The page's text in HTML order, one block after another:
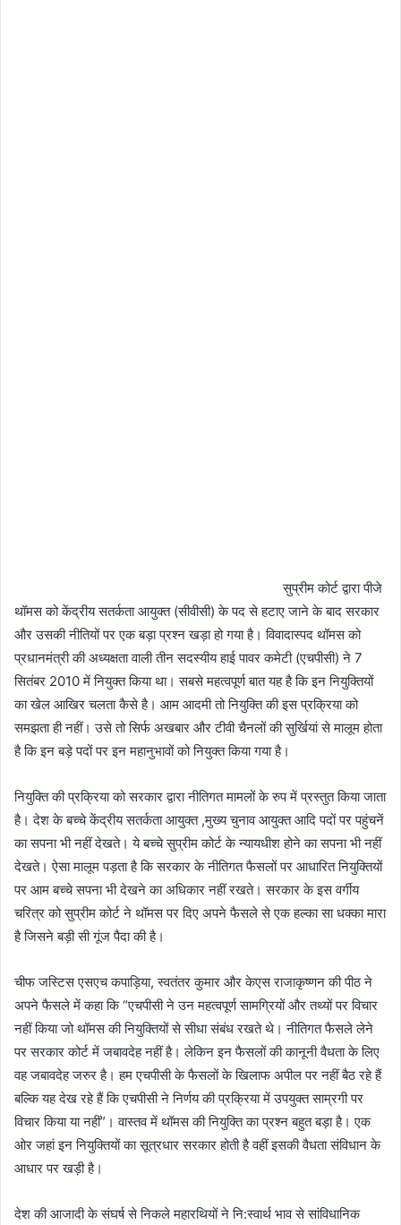
सुप्रीम कोर्ट द्वारा पीजे
थॉमस को केंद्रीय सतर्कता आयुक्त (सीवीसी) के पद से हटाए जाने के बाद सरकार
और उसकी नीतियों पर एक बड़ा प्रश्न खड़ा हो गया है। विवादास्पद थॉमस को
प्रधानमंत्री की अध्यक्षता वाली तीन सदस्यीय हाई पावर कमेटी (एचपीसी) ने 7
सितंबर 2010 में नियुक्त किया था। सबसे महत्वपूर्ण बात यह है कि इन नियुक्तियों
का खेल आखिर चलता कैसे है। आम आदमी तो नियुक्ति की इस प्रक्रिया को
समझता ही नहीं। उसे तो सिर्फ अखबार और टीवी चैनलों की सुर्खियां से मालूम होता
है कि इन बड़े पदों पर इन महानुभावों को नियुक्त किया गया है।
नियुक्ति की प्रक्रिया को सरकार द्वारा नीतिगत मामलों के रुप में प्रस्तुत किया जाता
है। देश के बच्चे केंद्रीय सतर्कता आयुक्त ,मुख्य चुनाव आयुक्त आदि पदों पर पहुंचनें
का सपना भी नहीं देखते। ये बच्चे सुप्रीम कोर्ट के न्यायधीश होने का सपना भी नहीं
देखते। ऐसा मालूम पड़ता है कि सरकार के नीतिगत फैसलों पर आधारित नियुक्तियों
पर आम बच्चे सपना भी देखने का अधिकार नहीं रखते। सरकार के इस वर्गीय
चरित्र को सुप्रीम कोर्ट ने थॉमस पर दिए अपने फैसले से एक हल्का सा धक्का मारा
है जिसने बड़ी सी गूंज पैदा की है।
चीफ जस्टिस एसएच कपाड़िया, स्वतंतर कुमार और केएस राजाकृष्णन की पीठ ने
अपने फैसले में कहा कि “एचपीसी ने उन महत्वपूर्ण सामग्रियों और तथ्यों पर विचार
नहीं किया जो थॉमस की नियुक्तियों से सीधा संबंध रखते थे। नीतिगत फैसले लेने
पर सरकार कोर्ट में जबावदेह नहीं है। लेकिन इन फैसलों की कानूनी वैधता के लिए
वह जबावदेह जरुर है। हम एचपीसी के फैसलों के खिलाफ अपील पर नहीं बैठ रहे हैं
बल्कि यह देख रहे हैं कि एचपीसी ने निर्णय की प्रक्रिया में उपयुक्त साम्रगी पर
विचार किया या नहीं”। वास्तव में थॉमस की नियुक्ति का प्रश्न बहुत बड़ा है। एक
ओर जहां इन नियुक्तियों का सूत्रधार सरकार होती है वहीं इसकी वैधता संविधान के
आधार पर खड़ी है।
देश की आजादी के संघर्ष से निकले महारथियों ने नि:स्वार्थ भाव से सांविधानिक